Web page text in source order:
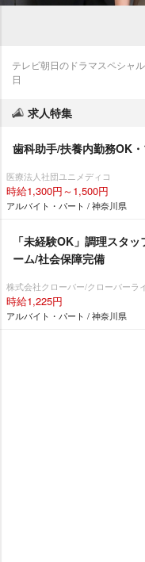
テレビ朝日のドラマスペシャ
日
求人特集
歯科助手/扶養内勤務OK
医療法人社団ユニメディコ
時給1,300円～1,500円
アルバイト・パート / 神奈川県
「未経験OK」調理スタ
ーム/社会保障完備
株式会社クローバー/クローバーラ
時給1,225円
アルバイト・パート / 神奈川県